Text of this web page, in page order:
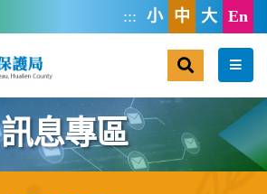
::: 小 中 大 En
選單
訊息專區